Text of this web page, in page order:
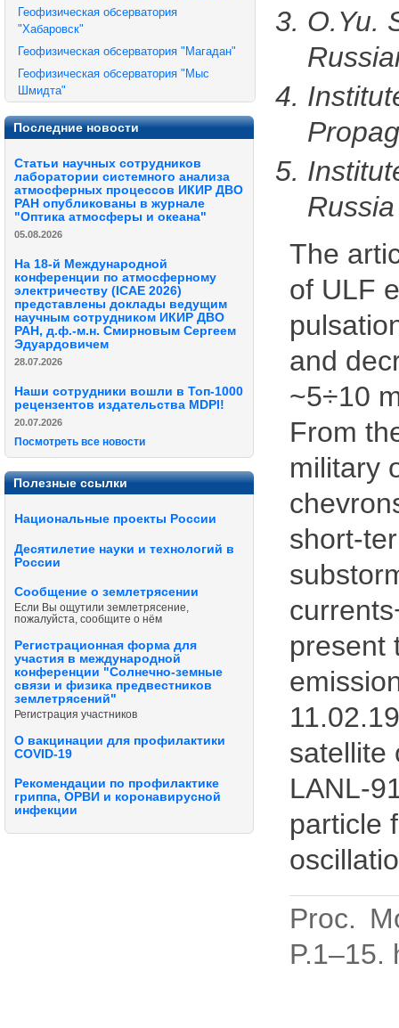
Геофизическая обсерватория
"Хабаровск"
Геофизическая обсерватория "Магадан"
Геофизическая обсерватория "Мыс
Шмидта"
Последние новости
Статьи научных сотрудников
лаборатории системного анализа
атмосферных процессов ИКИР ДВО
РАН опубликованы в журнале
"Оптика атмосферы и океана"
05.08.2026
На 18-й Международной
конференции по атмосферному
электричеству (ICAE 2026)
представлены доклады ведущим
научным сотрудником ИКИР ДВО
РАН, д.ф.-м.н. Смирновым Сергеем
Эдуардовичем
28.07.2026
Наши сотрудники вошли в Топ-1000
рецензентов издательства MDPI!
20.07.2026
Посмотреть все новости
Полезные ссылки
Национальные проекты России
Десятилетие науки и технологий в
России
Сообщение о землетрясении
Если Вы ощутили землетрясение,
пожалуйста, сообщите о нём
Регистрационная форма для
участия в международной
конференции "Солнечно-земные
связи и физика предвестников
землетрясений"
Регистрация участников
О вакцинации для профилактики
COVID-19
Рекомендации по профилактике
гриппа, ОРВИ и коронавирусной
инфекции
O.Yu.
Russia
The
of ULF
and
~5÷10
From
military
short-
present
satellite
LANL-
particle
Proc.
P.1–15.